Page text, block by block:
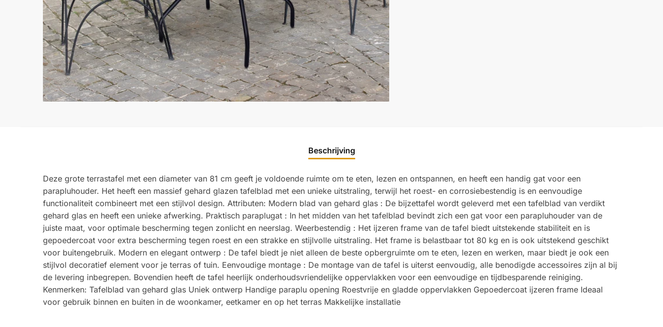
Beschrijving
Deze grote terrastafel met een diameter van 81 cm geeft je voldoende ruimte om te eten, lezen en ontspannen, en heeft een handig gat voor een
parapluhouder. Het heeft een massief gehard glazen tafelblad met een unieke uitstraling, terwijl het roest- en corrosiebestendig is en eenvoudige
functionaliteit combineert met een stijlvol design. Attributen: Modern blad van gehard glas : De bijzettafel wordt geleverd met een tafelblad van verdikt
gehard glas en heeft een unieke afwerking. Praktisch paraplugat : In het midden van het tafelblad bevindt zich een gat voor een parapluhouder van de
juiste maat, voor optimale bescherming tegen zonlicht en neerslag. Weerbestendig : Het ijzeren frame van de tafel biedt uitstekende stabiliteit en is
gepoedercoat voor extra bescherming tegen roest en een strakke en stijlvolle uitstraling. Het frame is belastbaar tot 80 kg en is ook uitstekend geschikt
voor buitengebruik. Modern en elegant ontwerp : De tafel biedt je niet alleen de beste opbergruimte om te eten, lezen en werken, maar biedt je ook een
stijlvol decoratief element voor je terras of tuin. Eenvoudige montage : De montage van de tafel is uiterst eenvoudig, alle benodigde accessoires zijn al bij
de levering inbegrepen. Bovendien heeft de tafel heerlijk onderhoudsvriendelijke oppervlakken voor een eenvoudige en tijdbesparende reiniging.
Kenmerken: Tafelblad van gehard glas Uniek ontwerp Handige paraplu opening Roestvrije en gladde oppervlakken Gepoedercoat ijzeren frame Ideaal
voor gebruik binnen en buiten in de woonkamer, eetkamer en op het terras Makkelijke installatie